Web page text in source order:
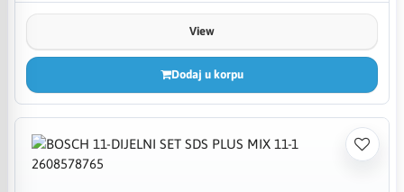
View
Dodaj u korpu